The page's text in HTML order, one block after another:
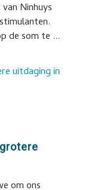
Ninhuys
de som te ...
om ons